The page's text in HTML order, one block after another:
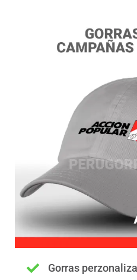
Gorras